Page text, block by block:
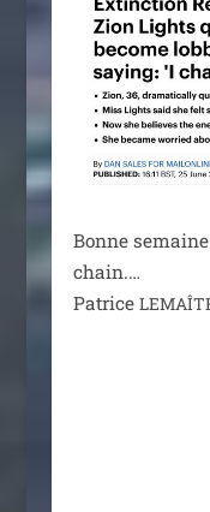
Bonne
chain.…
Patrice